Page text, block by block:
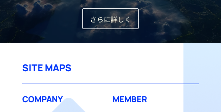
さらに詳しく
SITE MAPS
COMPANY MEMBER